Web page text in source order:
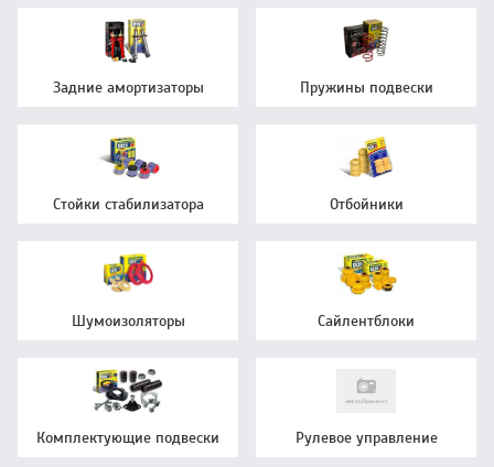
Задние амортизаторы Пружины подвески
Стойки стабилизатора Отбойники
Шумоизоляторы Сайлентблоки
Комплектующие подвески Рулевое управление